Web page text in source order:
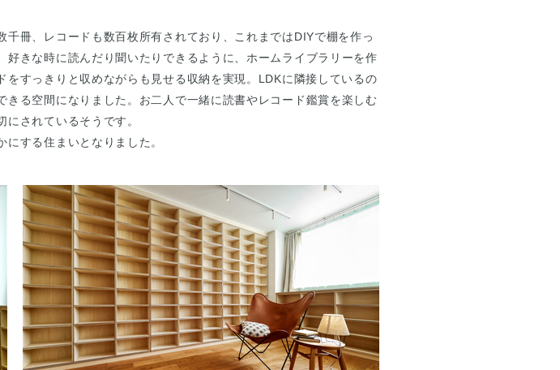
冊、レコードも数百枚所有されており、これまではDIYで棚を作っ
きな時に読んだり聞いたりできるように、ホームライブラリーを作
すっきりと収めながらも見せる収納を実現。LDKに隣接しているの
る空間になりました。お二人で一緒に読書やレコード鑑賞を楽しむ
されているそうです。
する住まいとなりました。